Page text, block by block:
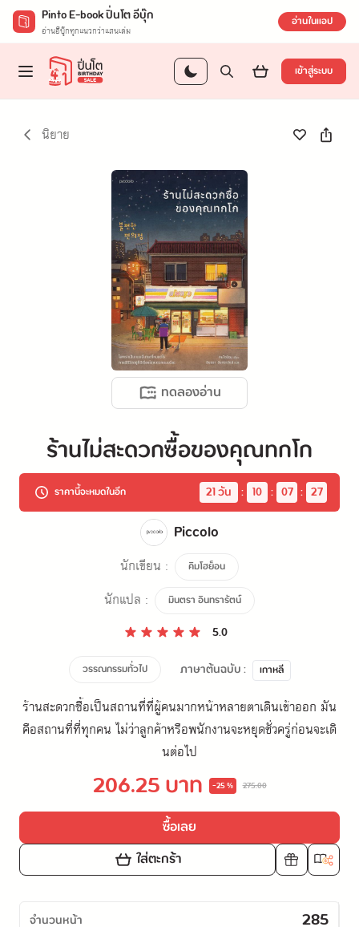
Pinto E-book ปิ่นโต อีบุ๊ก
อ่านอีบุ๊กทุกแนวกว่าแสนเล่ม อ่านในแอป
เข้าสู่ระบบ
นิยาย
ทดลองอ่าน
ร้านไม่สะดวกซื้อของคุณทกโก
ราคานี้จะหมดในอีก 21 วัน : 10 : 07 : 27
Piccolo
นักเขียน : คิมโฮย็อน
นักแปล : มินตรา อินทรารัตน์
5.0
วรรณกรรมทั่วไป ภาษาต้นฉบับ : เกาหลี
ร้านสะดวกซื้อเป็นสถานที่ที่ผู้คนมากหน้าหลายตาเดินเข้าออก มัน
คือสถานที่ที่ทุกคน ไม่ว่าลูกค้าหรือพนักงานจะหยุดชั่วครู่ก่อนจะเดิ
นต่อไป
206.25 บาท -25 % 275.00
ซื้อเลย
ใส่ตะกร้า
จำนวนหน้า 285